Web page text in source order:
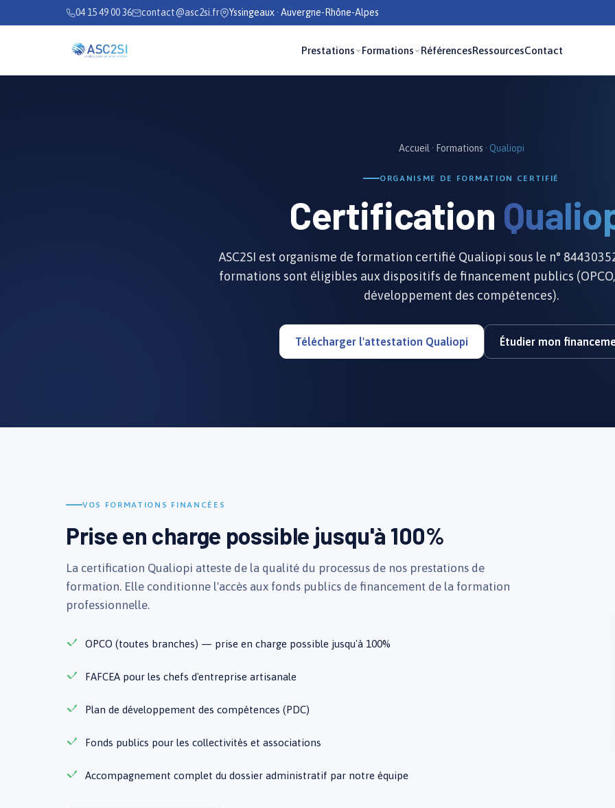
Se rendre au contenu04 15 49 00 36 contact@asc2si.fr Yssingeaux · Auvergne-Rhône-Alpes
Prestations Formations RéférencesRessourcesContact
Accueil · Formations · Qualiopi
ORGANISME DE FORMATION CERTIFIÉ
Certification
ASC2SI est organisme de formation certifié Qualiopi sous le n°
formations sont éligibles aux dispositifs de financement publics (OPCO,
développement des compétences).
Télécharger l'attestation Qualiopi Étudier mon
VOS FORMATIONS FINANCÉES
Prise en charge possible jusqu'à 100%
La certification Qualiopi atteste de la qualité du processus de nos prestations de
formation. Elle conditionne l'accès aux fonds publics de financement de la formation
professionnelle.
OPCO (toutes branches) — prise en charge possible jusqu'à 100%
FAFCEA pour les chefs d'entreprise artisanale
Plan de développement des compétences (PDC)
Fonds publics pour les collectivités et associations
Accompagnement complet du dossier administratif par notre équipe